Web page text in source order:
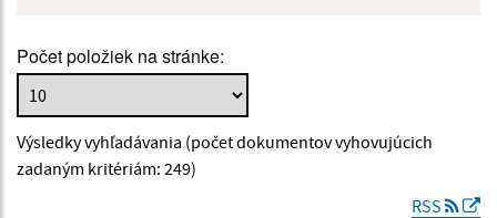
Popis:
Dátum zverejnenia od:
Počet položiek na stránke:
Výsledky vyhľadávania (počet dokumentov vyhovujúcich
zadaným kritériám: 249)
RSS